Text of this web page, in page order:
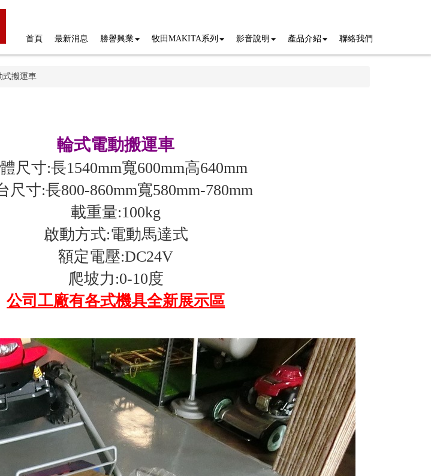
首頁 最新消息 勝譽興業 牧田MAKITA系列 影音說明 產品介紹 聯絡我們
式搬運車
輪式電動搬運車
尺寸:長1540mm寬600mm高640mm
尺寸:長800-860mm寬580mm-780mm
載重量:100kg
啟動方式:電動馬達式
額定電壓:DC24V
爬坡力:0-10度
公司工廠有各式機具全新展示區